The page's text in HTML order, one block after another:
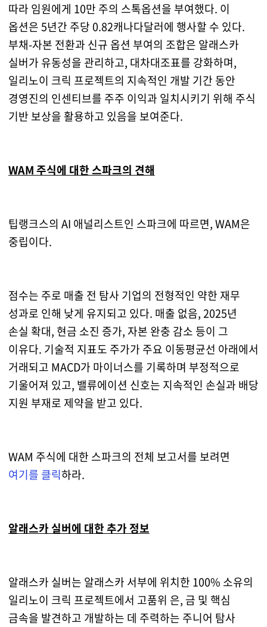
따라 임원에게 10만 주의 스톡옵션을 부여했다. 이
옵션은 5년간 주당 0.82캐나다달러에 행사할 수 있다.
부채-자본 전환과 신규 옵션 부여의 조합은 알래스카
실버가 유동성을 관리하고, 대차대조표를 강화하며,
일리노이 크릭 프로젝트의 지속적인 개발 기간 동안
경영진의 인센티브를 주주 이익과 일치시키기 위해 주식
기반 보상을 활용하고 있음을 보여준다.
WAM 주식에 대한 스파크의 견해
팁랭크스의 AI 애널리스트인 스파크에 따르면, WAM은
중립이다.
점수는 주로 매출 전 탐사 기업의 전형적인 약한 재무
성과로 인해 낮게 유지되고 있다. 매출 없음, 2025년
손실 확대, 현금 소진 증가, 자본 완충 감소 등이 그
이유다. 기술적 지표도 주가가 주요 이동평균선 아래에서
거래되고 MACD가 마이너스를 기록하며 부정적으로
기울어져 있고, 밸류에이션 신호는 지속적인 손실과 배당
지원 부재로 제약을 받고 있다.
WAM 주식에 대한 스파크의 전체 보고서를 보려면
여기를 클릭하라.
알래스카 실버에 대한 추가 정보
알래스카 실버는 알래스카 서부에 위치한 100% 소유의
일리노이 크릭 프로젝트에서 고품위 은, 금 및 핵심
금속을 발견하고 개발하는 데 주력하는 주니어 탐사